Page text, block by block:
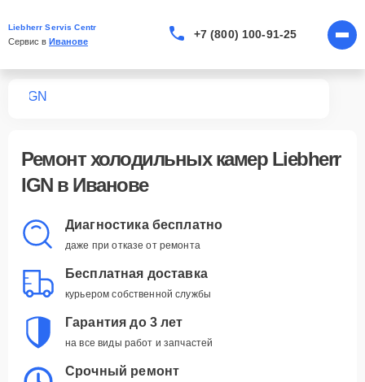
Liebherr Servis Centr
Сервис в Иванове
+7 (800) 100-91-25
IGN
Ремонт холодильных камер Liebherr
IGN в Иванове
Диагностика бесплатно
даже при отказе от ремонта
Бесплатная доставка
курьером собственной службы
Гарантия до 3 лет
на все виды работ и запчастей
Срочный ремонт